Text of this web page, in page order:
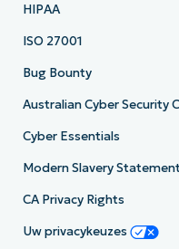
HIPAA
ISO 27001
Bug Bounty
Australian Cyber Security
Cyber Essentials
Modern Slavery
CA Privacy Rights
Uw privacykeuzes